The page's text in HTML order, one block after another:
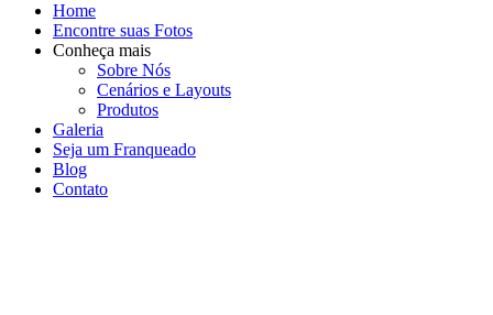
Home
Encontre suas Fotos
Conheça mais
Sobre Nós
Cenários e Layouts
Produtos
Galeria
Seja um Franqueado
Blog
Contato